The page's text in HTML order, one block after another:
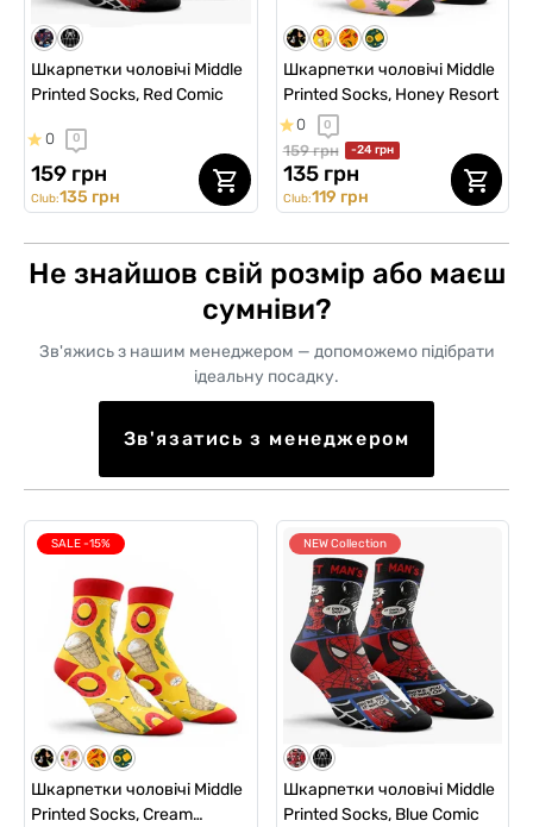
Шкарпетки чоловічі Middle
Printed Socks, Red Comic
0 0
159 грн
Club:135 грн
Шкарпетки чоловічі Middle
Printed Socks, Honey Resort
0 0
159 грн -24 грн
135 грн
Club:119 грн
Не знайшов свій розмір або маєш
сумніви?
Зв'яжись з нашим менеджером — допоможемо підібрати
ідеальну посадку.
Зв'язатись з менеджером
SALE -15%
Шкарпетки чоловічі Middle
Printed Socks, Cream
NEW Collection
Шкарпетки чоловічі Middle
Printed Socks, Blue Comic